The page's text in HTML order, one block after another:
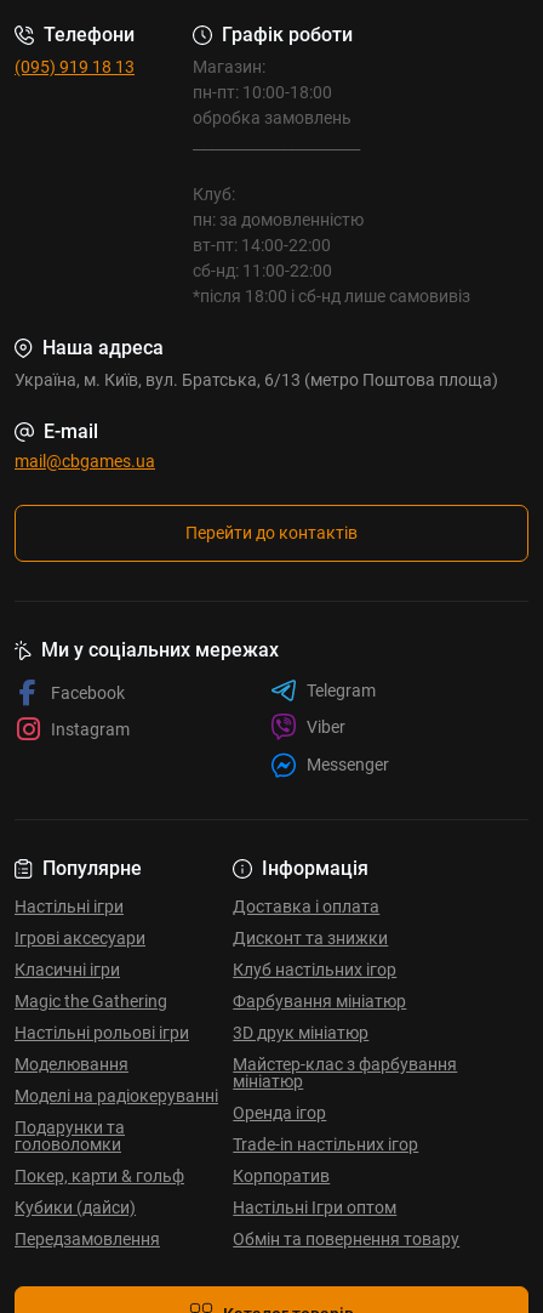
Телефони
(095) 919 18 13
Графік роботи
Магазин:
пн-пт: 10:00-18:00
обробка замовлень
Клуб:
пн: за домовленністю
вт-пт: 14:00-22:00
сб-нд: 11:00-22:00
*після 18:00 і сб-нд лише самовивіз
Наша адреса
Україна, м. Київ, вул. Братська, 6/13 (метро Поштова площа)
E-mail
mail@cbgames.ua
Перейти до контактів
Популярне
Настільні ігри
Ігрові аксесуари
Класичні ігри
Magic the Gathering
Настільні рольові ігри
Моделювання
Моделі на радіокеруванні
Подарунки та
головоломки
Покер, карти & гольф
Кубики (дайси)
Передзамовлення
Інформація
Доставка і оплата
Дисконт та знижки
Клуб настільних ігор
Фарбування мініатюр
3D друк мініатюр
Майстер-клас з фарбування
мініатюр
Оренда ігор
Trade-in настільних ігор
Корпоратив
Настільні Ігри оптом
Обмін та повернення товару
Ми у соціальних мережах
Facebook
Instagram
Telegram
Viber
Messenger